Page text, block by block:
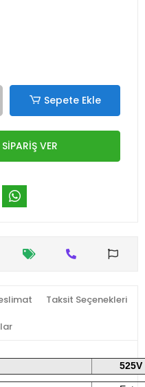
Sepete Ekle
VER
Taksit Seçenekleri